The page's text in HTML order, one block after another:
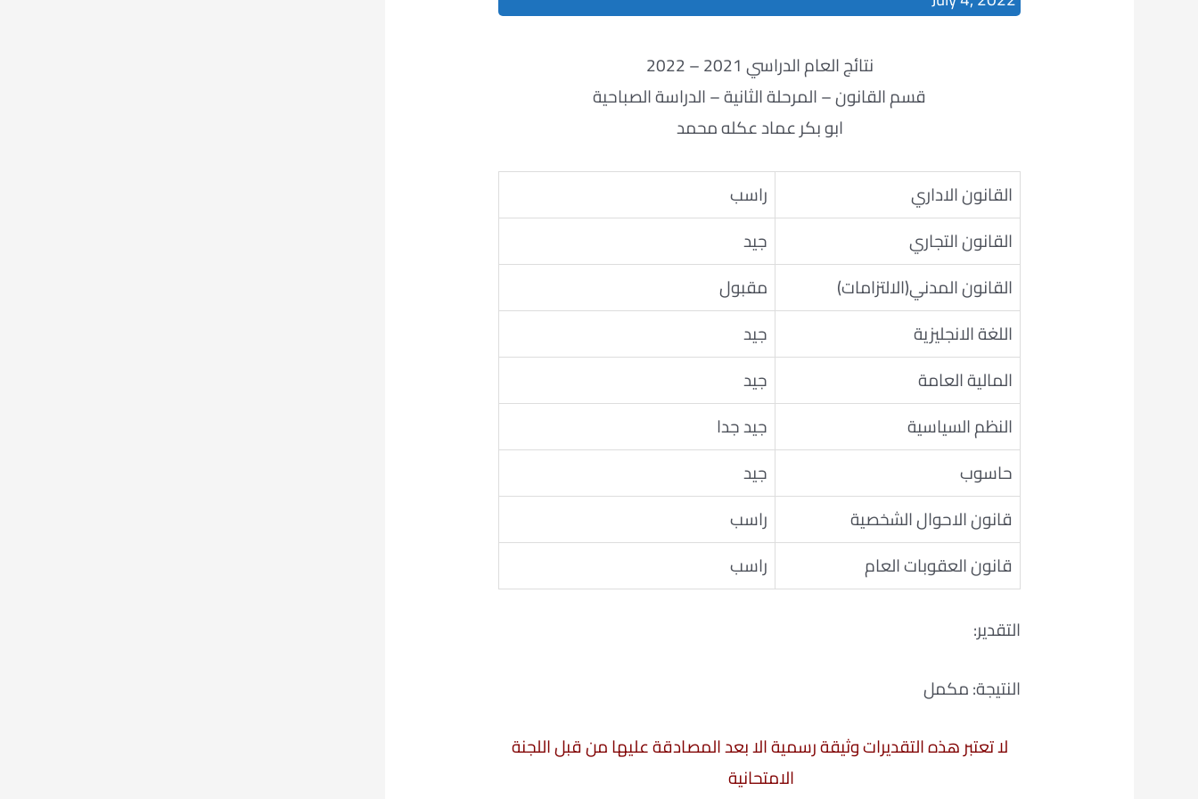
نتائج العام الدراسي 2021 – 2022
قسم القانون – المرحلة الثانية – الدراسة الصباحية
ابو بكر عماد عكله محمد
القانون الاداري
راسب
القانون التجاري
جيد
القانون المدني(الالتزامات)
مقبول
اللغة الانجليزية
جيد
المالية العامة
جيد
النظم السياسية
جيد جدا
حاسوب
جيد
قانون الاحوال الشخصية
راسب
قانون العقوبات العام
راسب
التقدير:
النتيجة: مكمل
لا تعتبر هذه التقديرات وثيقة رسمية الا بعد المصادقة عليها من قبل اللجنة
الامتحانية